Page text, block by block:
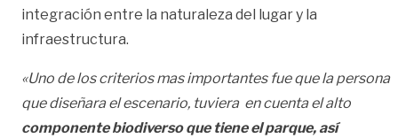
integración entre la naturaleza del lugar y la
infraestructura.
«Uno de los criterios mas importantes fue que la persona
que diseñara el escenario, tuviera en cuenta el alto
componente biodiverso que tiene el parque,así